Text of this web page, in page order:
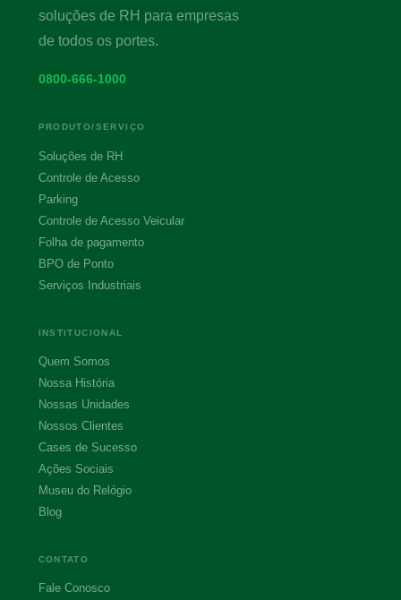
soluções de RH para empresas
de todos os portes.
0800-666-1000
PRODUTO/SERVIÇO
Soluções de RH
Controle de Acesso
Parking
Controle de Acesso Veicular
Folha de pagamento
BPO de Ponto
Serviços Industriais
INSTITUCIONAL
Quem Somos
Nossa História
Nossas Unidades
Nossos Clientes
Cases de Sucesso
Ações Sociais
Museu do Relógio
Blog
CONTATO
Fale Conosco